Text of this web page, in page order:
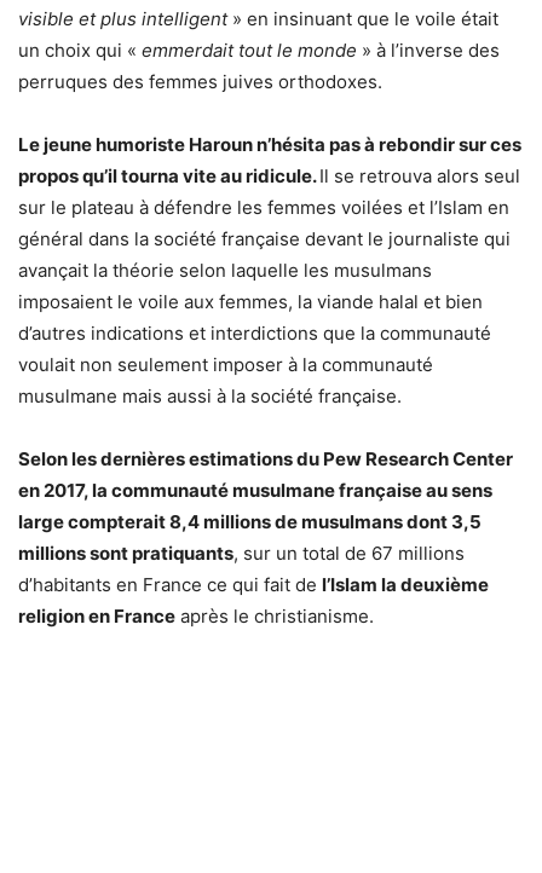
visible et plus intelligent » en insinuant que le voile était
un choix qui « emmerdait tout le monde » à l’inverse des
perruques des femmes juives orthodoxes.
Le jeune humoriste Haroun n’hésita pas à rebondir sur ces
propos qu’il tourna vite au ridicule.Il se retrouva alors seul
sur le plateau à défendre les femmes voilées et l’Islam en
général dans la société française devant le journaliste qui
avançait la théorie selon laquelle les musulmans
imposaient le voile aux femmes, la viande halal et bien
d’autres indications et interdictions que la communauté
voulait non seulement imposer à la communauté
musulmane mais aussi à la société française.
Selon les dernières estimations du Pew Research Center
en 2017, la communauté musulmane française au sens
large compterait 8,4 millions de musulmans dont 3,5
millions sont pratiquants, sur un total de 67 millions
d’habitants en France ce qui fait de l’Islam la deuxième
religion en France après le christianisme.